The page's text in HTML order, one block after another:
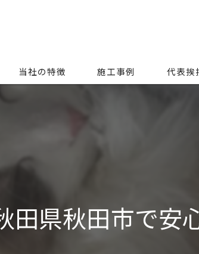
当社の特徴
ゴミ屋敷
不用品処分
施工事例 代表挨
田県秋田市で安